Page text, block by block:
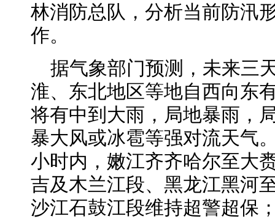
林消防总队，分析当前防汛
作。
据气象部门预测，未来三
淮、东北地区等地自西向东
将有中到大雨，局地暴雨，
暴大风或冰雹等强对流天气
小时内，嫩江齐齐哈尔至大
吉及木兰江段、黑龙江黑河
沙江石鼓江段维持超警超保